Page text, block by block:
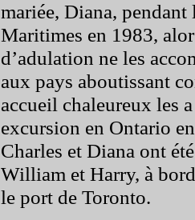
mariée, Diana,
Maritimes en 1983,
d’adulation ne les
aux pays aboutissant
accueil chaleureux les
excursion en Ontario
Charles et Diana ont
William et Harry, à
le port de Toronto.